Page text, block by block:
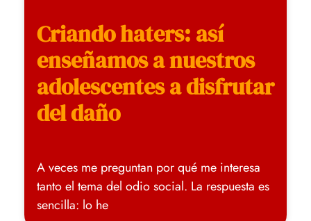
Criando haters: así
enseñamos a nuestros
adolescentes a disfrutar
del daño
A veces me preguntan por qué me interesa
tanto el tema del odio social. La respuesta es
sencilla: lo he